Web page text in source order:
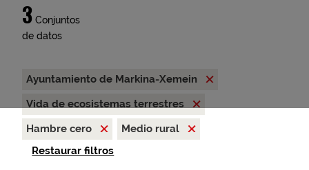
3 Conjuntos
de datos
Ayuntamiento de Markina-Xemein
Vida de ecosistemas terrestres
Hambre cero
Medio rural
Restaurar filtros